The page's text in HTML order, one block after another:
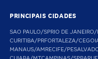
PRINCIPAIS CIDADES
SAO PAULO/SPRIO DE JANEIRO/
CURITIBA/PRFORTALEZA/CE
MANAUS/AMRECIFE/PE